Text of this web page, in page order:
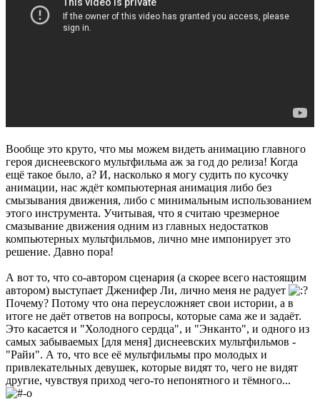
Вообще это круто, что мы можем видеть анимацию главного
героя диснеевского мультфильма аж за год до релиза! Когда
ещё такое было, а? И, насколько я могу судить по кусочку
анимации, нас ждёт компьютерная анимация либо без
смызывания движения, либо с минимальным использованием
этого инструмента. Учитывая, что я считаю чрезмерное
смазывание движения одним из главных недостатков
компьютерных мультфильмов, лично мне импонирует это
решение. Давно пора!
А вот то, что со-автором сценария (а скорее всего настоящим
автором) выступает Дженифер Ли, лично меня не радует
Почему? Потому что она переусложняет свои истории, а в
итоге не даёт ответов на вопросы, которые сама же и задаёт.
Это касается и "Холодного сердца", и "Энканто", и одного из
самых забываемых [для меня] диснеевских мультфильмов -
"Райи". А то, что все её мультфильмы про молодых и
привлекательных девушек, которые видят то, чего не видят
другие, чувствуя приход чего-то непонятного и тёмного...